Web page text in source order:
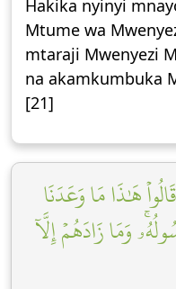
Hakika nyinyi
Mtume wa
mtaraji Mwenyezi
na akamkumbuka
[21]
هَٰذَا مَا وَعَدَنَا
وَمَا زَادَهُمۡ إِلَّآ